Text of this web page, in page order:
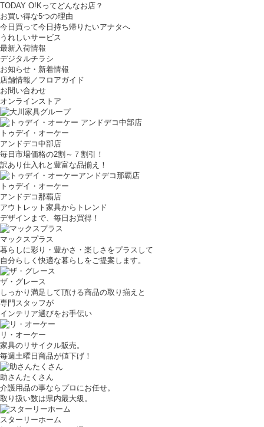
TODAY O!Kってどんなお店？
お買い得な5つの理由
今日買って今日持ち帰りたいアナタへ
うれしいサービス
最新入荷情報
デジタルチラシ
お知らせ・新着情報
店舗情報／フロアガイド
お問い合わせ
オンラインストア
トゥデイ・オーケー
アンドデコ中部店
毎日市場価格の2割～７割引！
訳あり仕入れと豊富な品揃え！
トゥデイ・オーケー
アンドデコ那覇店
アウトレット家具からトレンド
デザインまで、毎日お買得！
マックスプラス
暮らしに彩り・豊かさ・楽しさをプラスして
自分らしく快適な暮らしをご提案します。
ザ・グレース
しっかり満足して頂ける商品の取り揃えと
専門スタッフが
インテリア選びをお手伝い
リ・オーケー
家具のリサイクル販売。
毎週土曜日商品が値下げ！
助さんたくさん
介護用品の事ならプロにお任せ。
取り扱い数は県内最大級。
スターリーホーム